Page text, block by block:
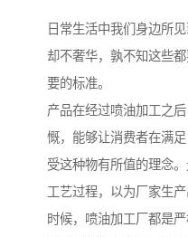
日常生活中我们身边所
却不奢华，孰不知这些
要的标准。
产品在经过喷油加工之
慨，能够让消费者在满
受这种物有所值的理念
工艺过程，以为厂家生
时候，喷油加工厂都是